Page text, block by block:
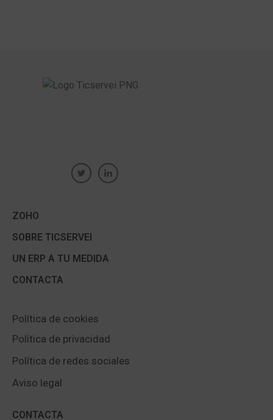
ZOHO
SOBRE TICSERVEI
UN ERP A TU MEDIDA
CONTACTA
Política de cookies
Política de privacidad
Política de redes sociales
Aviso legal
CONTACTA